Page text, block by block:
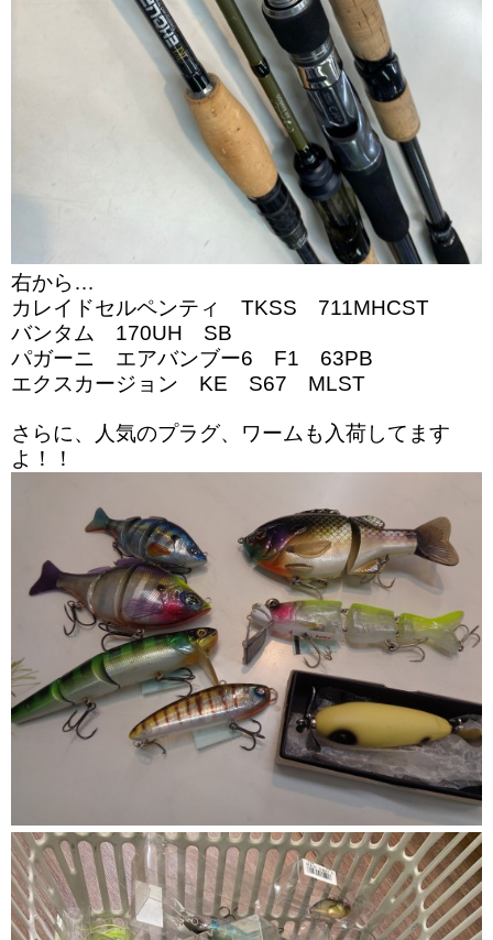
右から…
カレイドセルペンティ TKSS 711MHCST
バンタム 170UH SB
パガーニ エアバンブー6 F1 63PB
エクスカージョン KE S67 MLST
さらに、人気のプラグ、ワームも入荷してます
よ！！